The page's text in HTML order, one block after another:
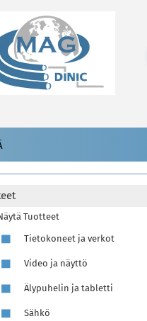
Tuotteet
Tietokoneet ja verkot
Video ja näyttö
Älypuhelin ja tabletti
Sähkö